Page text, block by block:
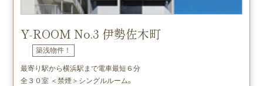
Y-ROOM No.3 伊勢佐木町
築浅物件！
最寄り駅から横浜駅まで電車最短６分
全３０室 ＜禁煙＞シングルルーム。